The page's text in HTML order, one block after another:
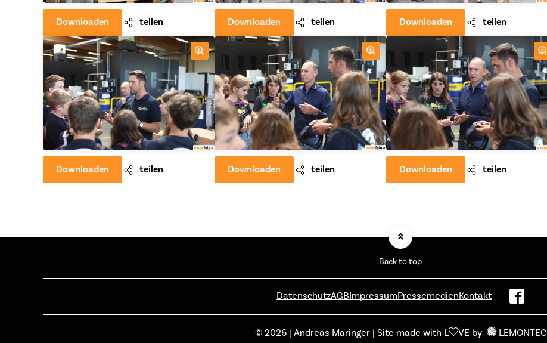
Downloaden teilen Downloaden teilen Downloaden teilen
Downloaden teilen Downloaden teilen Downloaden teilen
Back to top
DatenschutzAGBImpressumPressemedienKontakt
© 2026 | Andreas Maringer | Site made with L VE by LEMONTEC